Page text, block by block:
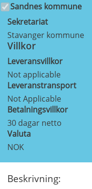
Sandnes kommune
Sekretariat
Stavanger kommune
Villkor
Leveransvillkor
Not applicable
Leveranstransport
Not Applicable
Betalningsvillkor
30 dagar netto
Valuta
NOK
Beskrivning: